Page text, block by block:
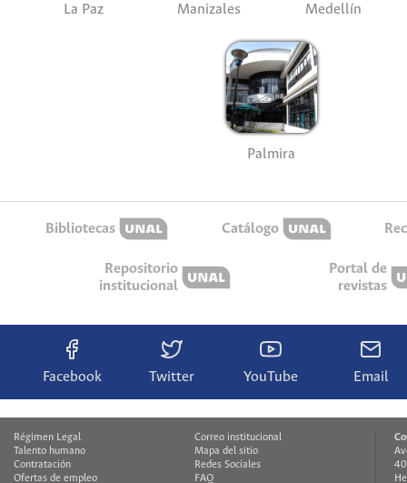
La Paz Manizales Medellín
Palmira
Bibliotecas Catálogo
Repositorio
institucional
Portal de
revistas
Facebook Twitter YouTube Email
Régimen Legal
Talento humano
Contratación
Ofertas de empleo
Correo institucional
Mapa del sitio
Redes Sociales
FAQ